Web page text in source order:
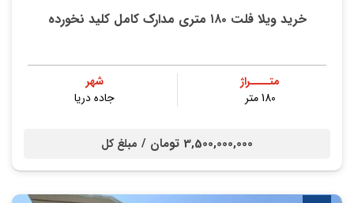
خرید ویلا فلت ۱۸۰ متری مدارک کامل کلید نخورده
متــــراژ
180 متر
شهر
جاده دریا
3,500,000,000 تومان / مبلغ کل